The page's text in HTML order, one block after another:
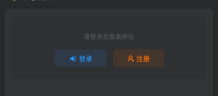
请登录后发表评论
登录 注册